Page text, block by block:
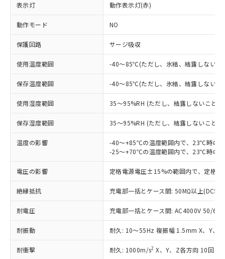
表示灯 動作表示灯(赤)
動作モード NO
保護回路 サージ吸収
使用温度範囲 -40～85℃(ただし、氷結、結露しないこ
保存温度範囲 -40～85℃(ただし、氷結、結露しないこ
使用湿度範囲 35～95%RH (ただし、結露しないこと)
保存湿度範囲 35～95%RH (ただし、結露しないこと)
温度の影響
-40～+85℃の温度範囲内で、23℃時の
-25～+70℃の温度範囲内で、23℃時の
電圧の影響 定格電源電圧±15%の範囲内で、定格
絶縁抵抗 充電部一括とケース間: 50MΩ以上
耐電圧 充電部一括とケース間: AC4000V 50/
耐振動 耐久: 10～55Hz 複振幅 1.5mm X、Y、Z
耐衝撃 耐久: 1000m/s2 X、Y、Z各方向 10回
ご利用条件
以下の条件をお読みいただき、同意のうえ
ご利用ください。
本サービスは、当社制御機器事業取扱
商品の当社在庫状況および標準価格
(税抜)を提供させていただくもので
当社制御機器事業取扱商品の中には、
本サービスの対象外となる商品もある
ことをご了承ください。
在庫状況および標準価格照会結果は、
記載している更新日時点での社内デー
タに基づき作成されるものであり、閲
対応済み：EU RoHS指令（10物質）の
非含有に対応した製品が提供可能な商品で
対応予定：EU RoHS指令（10物質）の非含
商品です。
対応予定なし：EU RoHS指令（10物質）の
非含有に非対応の商品で、対応品を出す予
定はありません。
調査・確認中：EU RoHS指令（10物質）の
非含有の対応状況を調査中または確認中の
商品です。
非該当品：ライセンス料など無形物で、有
害物質有無と関係のない商品です。
仕入先様の事情により、非含有部品として
いたものが、含有品と判明した場合などや
鉛(Pb) 1000ppm以下、 水銀(Hg) 1000ppm以下、 カド
※1 中国RoHS○×表
「○」：最大均質材料含有率が中国RoHSの
基準値以下であることを示します。
「×」：最大均質材料含有率が中国RoHSの
基準値を超えていることを示します。
「－」：未確認です。当社販売部門へお問
*中国RoHS10物質の基準値 (GB/T26572)：
当社は、これら貴社製品のうち、外国
為替および外国貿易法に定める商品
（以下｢規制貨物等」という）を輸出
または国外への提供する場合は、日本